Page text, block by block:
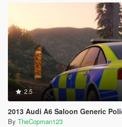
2.5
2013 Audi A6 Saloon Generic Police
By TheCopman123